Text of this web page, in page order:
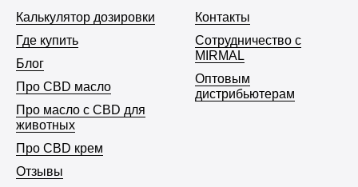
Калькулятор дозировки
Где купить
Блог
Про CBD масло
Про масло с CBD для
животных
Про CBD крем
Отзывы
Контакты
Сотрудничество с
MIRMAL
Оптовым
дистрибьютерам